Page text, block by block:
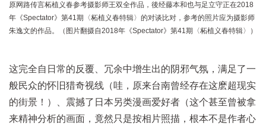
原网路传言柘植义春参考摄影师王双全作品，後经藤本和也与足立守正在2018
年《Spectator》第41期〈柘植义春特辑〉的对谈比对，参考的照片应为摄影师
朱逸文的作品。（图片翻摄自2018年《Spectator》第41期〈柘植义春特辑〉）
这完全自日常的反覆、冗余中增生出的阴邪气氛，满足了一
般民众的怀旧猎奇视线（哇，原来台南曾经存在这麽超现实
的街景！）、震撼了日本另类漫画爱好者（这个甚至曾被拿
来精神分析的画面，竟然只是按相片照描，根本不是作者心